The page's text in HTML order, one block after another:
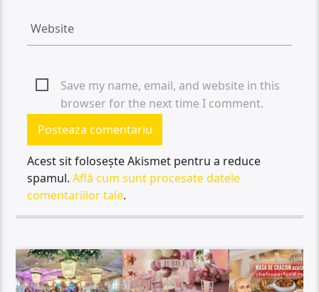
Save my name, email, and website in this
browser for the next time I comment.
Acest sit folosește Akismet pentru a reduce
spamul.Află cum sunt procesate datele
comentariilor tale.